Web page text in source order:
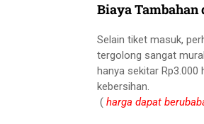
Biaya
Selain tiket masuk,
tergolong sangat
hanya sekitar Rp3.000
kebersihan.
( harga dapat